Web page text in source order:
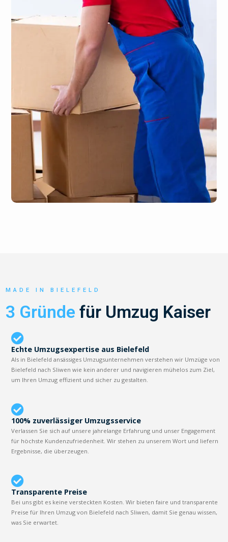
MADE IN BIELEFELD
3 Gründe für Umzug Kaiser
Echte Umzugsexpertise aus Bielefeld
Als in Bielefeld ansässiges Umzugsunternehmen verstehen wir Umzüge von
Bielefeld nach Sliwen wie kein anderer und navigieren mühelos zum Ziel,
um Ihren Umzug effizient und sicher zu gestalten.
100% zuverlässiger Umzugsservice
Verlassen Sie sich auf unsere jahrelange Erfahrung und unser Engagement
für höchste Kundenzufriedenheit. Wir stehen zu unserem Wort und liefern
Ergebnisse, die überzeugen.
Transparente Preise
Bei uns gibt es keine versteckten Kosten. Wir bieten faire und transparente
Preise für Ihren Umzug von Bielefeld nach Sliwen, damit Sie genau wissen,
was Sie erwartet.